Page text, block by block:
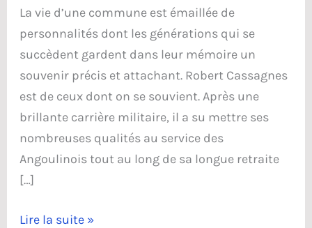
La vie d’une commune est émaillée de
personnalités dont les générations qui se
succèdent gardent dans leur mémoire un
souvenir précis et attachant. Robert Cassagnes
est de ceux dont on se souvient. Après une
brillante carrière militaire, il a su mettre ses
nombreuses qualités au service des
Angoulinois tout au long de sa longue retraite
[…]
Robert
Lire la suite »